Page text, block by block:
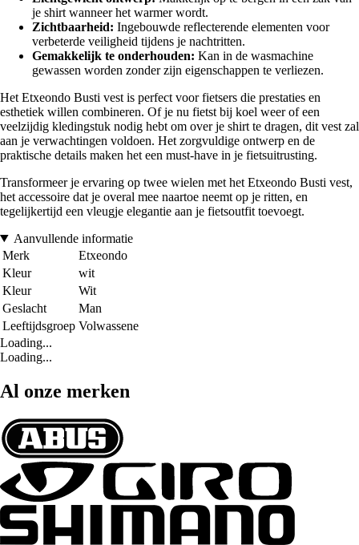
je shirt wanneer het warmer wordt.
Zichtbaarheid: Ingebouwde reflecterende elementen voor
verbeterde veiligheid tijdens je nachtritten.
Gemakkelijk te onderhouden: Kan in de wasmachine
gewassen worden zonder zijn eigenschappen te verliezen.
Het Etxeondo Busti vest is perfect voor fietsers die prestaties en
esthetiek willen combineren. Of je nu fietst bij koel weer of een
veelzijdig kledingstuk nodig hebt om over je shirt te dragen, dit vest zal
aan je verwachtingen voldoen. Het zorgvuldige ontwerp en de
praktische details maken het een must-have in je fietsuitrusting.
Transformeer je ervaring op twee wielen met het Etxeondo Busti vest,
het accessoire dat je overal mee naartoe neemt op je ritten, en
tegelijkertijd een vleugje elegantie aan je fietsoutfit toevoegt.
Aanvullende informatie
Merk
Etxeondo
Kleur
wit
Kleur
Wit
Geslacht
Man
Leeftijdsgroep Volwassene
Loading...
Loading...
Al onze merken